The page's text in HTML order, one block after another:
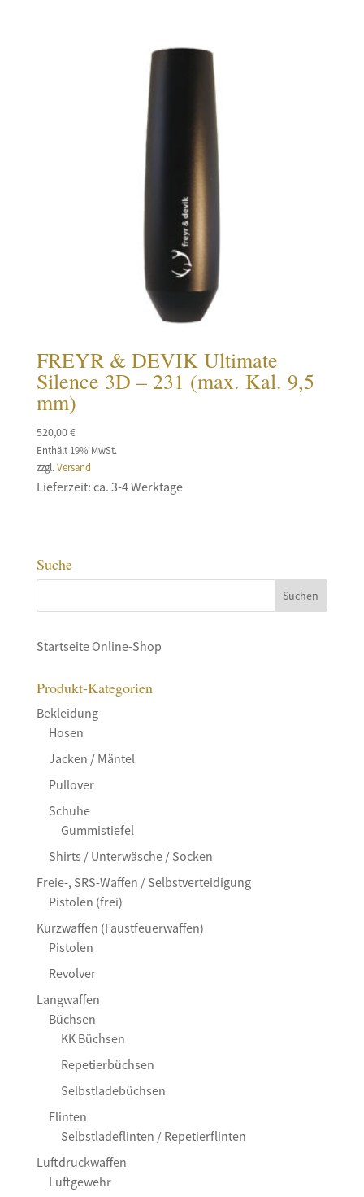
FREYR & DEVIK Ultimate
Silence 3D – 231 (max. Kal. 9,5
mm)
520,00€
Enthält 19% MwSt.
zzgl. Versand
Lieferzeit: ca. 3-4 Werktage
Suche
Startseite Online-Shop
Produkt-Kategorien
Bekleidung
Hosen
Jacken / Mäntel
Pullover
Schuhe
Gummistiefel
Shirts / Unterwäsche / Socken
Freie-, SRS-Waffen / Selbstverteidigung
Pistolen (frei)
Kurzwaffen (Faustfeuerwaffen)
Pistolen
Revolver
Langwaffen
Büchsen
KK Büchsen
Repetierbüchsen
Selbstladebüchsen
Flinten
Selbstladeflinten / Repetierflinten
Luftdruckwaffen
Luftgewehr